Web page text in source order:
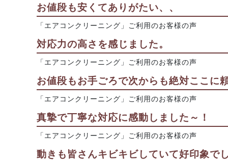
お値段も安くてありがたい、、
「エアコンクリーニング」ご利用のお客様の声
対応力の高さを感じました。
「エアコンクリーニング」ご利用のお客様の声
お値段もお手ごろで次からも絶対ここに
「エアコンクリーニング」ご利用のお客様の声
真摯で丁寧な対応に感動しました～！
「エアコンクリーニング」ご利用のお客様の声
動きも皆さんキビキビしていて好印象で